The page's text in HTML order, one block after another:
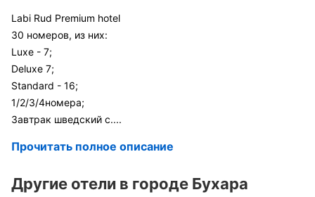
Labi Rud Premium hotel
30 номеров, из них:
Luxe - 7;
Deluxe 7;
Standard - 16;
1/2/3/4номера;
Завтрак шведский с....
Прочитать полное описание
Другие отели в городе Бухара